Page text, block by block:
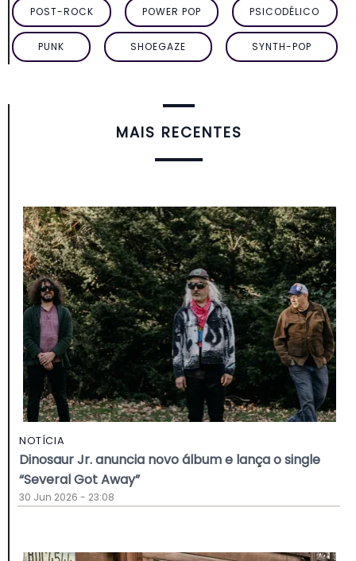
POST-ROCK POWER POP PSICODÉLICO
PUNK SHOEGAZE SYNTH-POP
MAIS RECENTES
NOTÍCIA
Dinosaur Jr. anuncia novo álbum e lança o single
“Several Got Away”
30 Jun 2026 - 23:08